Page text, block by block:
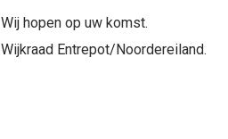
Wij hopen op uw komst.
Wijkraad Entrepot/Noordereiland.